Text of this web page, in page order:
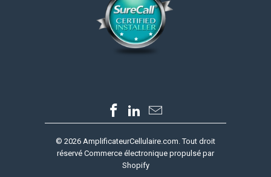
© 2026 AmplificateurCellulaire.com . Tout droit
réservé Commerce électronique propulsé par
Shopify